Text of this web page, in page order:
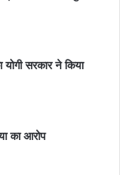
सरकार ने किया
का आरोप